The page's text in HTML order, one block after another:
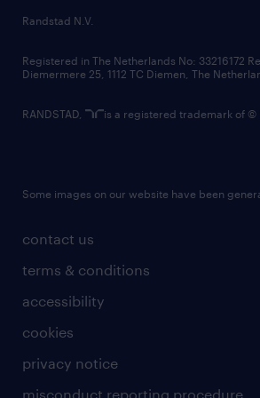
country websites
contact us
terms & conditions
accessibility
cookies
privacy notice
misconduct reporting procedure
Randstad N.V.
Registered in The Netherlands No: 33216172
Diemermere 25, 1112 TC Diemen, The
RANDSTAD, is a registered trademark of ©
Some images on our website have been